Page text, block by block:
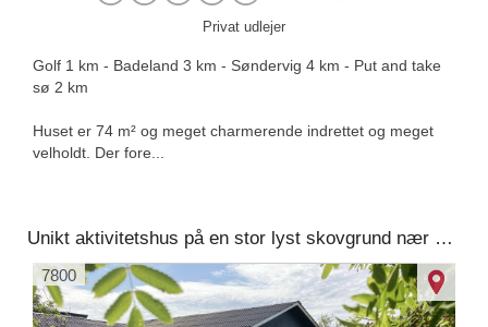
Privat udlejer
Golf 1 km - Badeland 3 km - Søndervig 4 km - Put and take
sø 2 km
Huset er 74 m² og meget charmerende indrettet og meget
velholdt. Der fore...
Unikt aktivitetshus på en stor lyst skovgrund nær golfbane ved Vesterhavet.
7800